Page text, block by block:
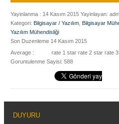
Yayinlanma : 14 Kasım 2015 Yayinlayan:
Kategori: Bilgisayar / Yazılım, Bilgisayar
Yazılım Mühendisliği
Son Duzenleme 14 Kasım 2015
Average :
rate 1 star rate 2 star rate
Goruntulenme Sayisi: 588
DUYURU